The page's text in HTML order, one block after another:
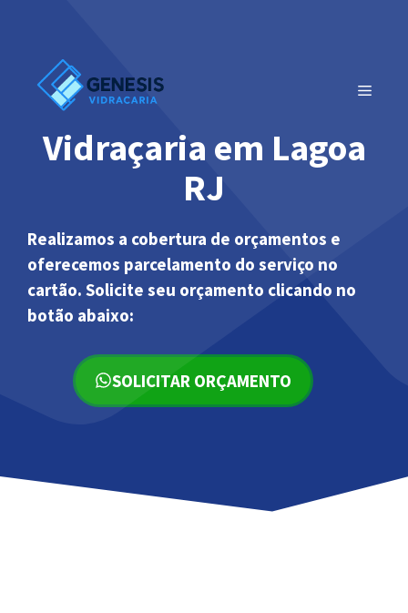
conteúdo
MENU
Vidraçaria em Lagoa
RJ
Realizamos a cobertura de orçamentos e
oferecemos parcelamento do serviço no
cartão. Solicite seu orçamento clicando no
botão abaixo:
SOLICITAR ORÇAMENTO